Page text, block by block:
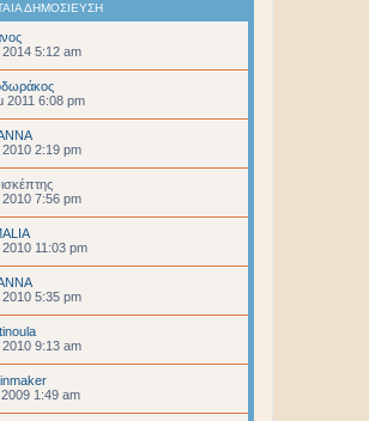
ΔΗΜΟΣΊΕΥΣΗ
5:12 am
2011 6:08 pm
2010 2:19 pm
2010 7:56 pm
2010 11:03 pm
2010 5:35 pm
2010 9:13 am
1:49 am